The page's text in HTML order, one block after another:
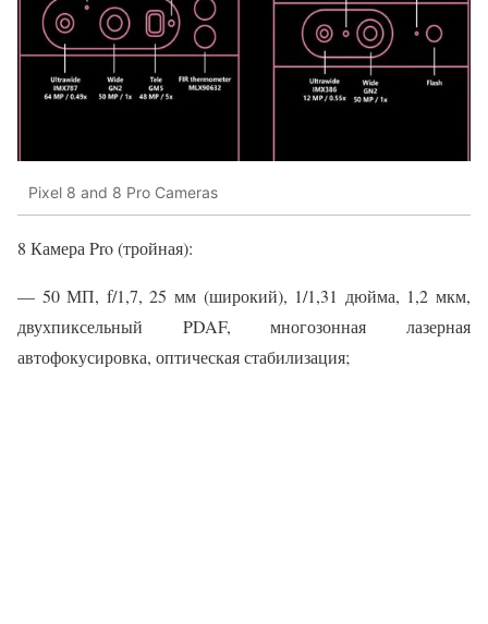
Pixel 8 and 8 Pro Cameras
8 Камера Pro (тройная):
— 50 МП, f/1,7, 25 мм (широкий), 1/1,31 дюйма, 1,2 мкм,
двухпиксельный PDAF, многозонная лазерная
автофокусировка, оптическая стабилизация;